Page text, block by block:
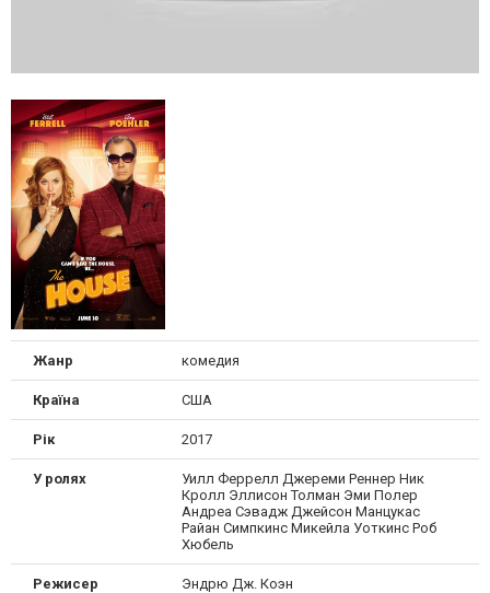
Жанр комедия
Країна США
Рік 2017
У ролях
Уилл Феррелл Джереми Реннер Ник
Кролл Эллисон Толман Эми Полер
Андреа Сэвадж Джейсон Манцукас
Райан Симпкинс Микейла Уоткинс Роб
Хюбель
Режисер Эндрю Дж. Коэн